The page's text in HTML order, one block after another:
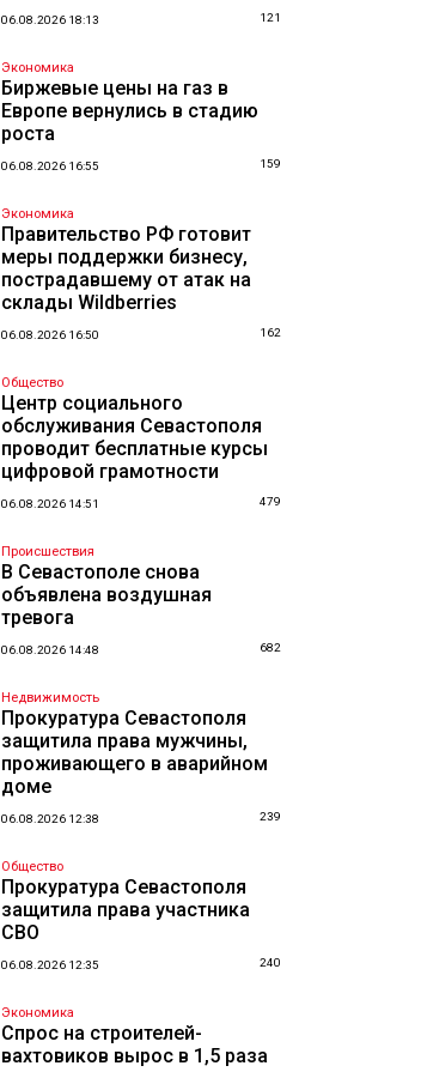
06.08.2026 18:13 121
Экономика
Биржевые цены на газ в
Европе вернулись в стадию
роста
06.08.2026 16:55 159
Экономика
Правительство РФ готовит
меры поддержки бизнесу,
пострадавшему от атак на
склады Wildberries
06.08.2026 16:50 162
Общество
Центр социального
обслуживания Севастополя
проводит бесплатные курсы
цифровой грамотности
06.08.2026 14:51 479
Происшествия
В Севастополе снова
объявлена воздушная
тревога
06.08.2026 14:48 682
Недвижимость
Прокуратура Севастополя
защитила права мужчины,
проживающего в аварийном
доме
06.08.2026 12:38 239
Общество
Прокуратура Севастополя
защитила права участника
СВО
06.08.2026 12:35 240
Экономика
Спрос на строителей-
вахтовиков вырос в 1,5 раза